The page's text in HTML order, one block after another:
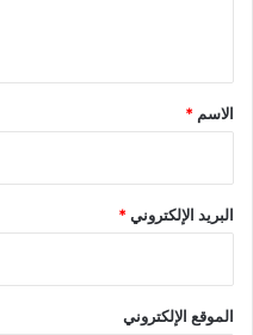
*
الاسم *
البريد الإلكتروني*
الموقع الإلكتروني